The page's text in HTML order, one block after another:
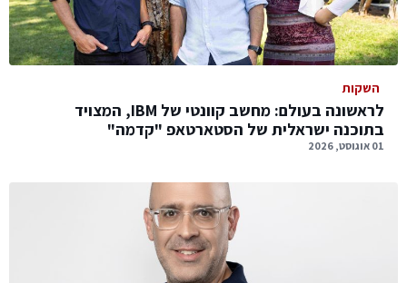
השקות
לראשונה בעולם: מחשב קוונטי של IBM, המצויד
בתוכנה ישראלית של הסטארטאפ "קדמה"
01 אוגוסט, 2026